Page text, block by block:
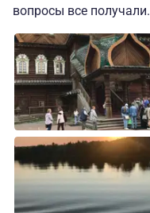
вопросы все получали.